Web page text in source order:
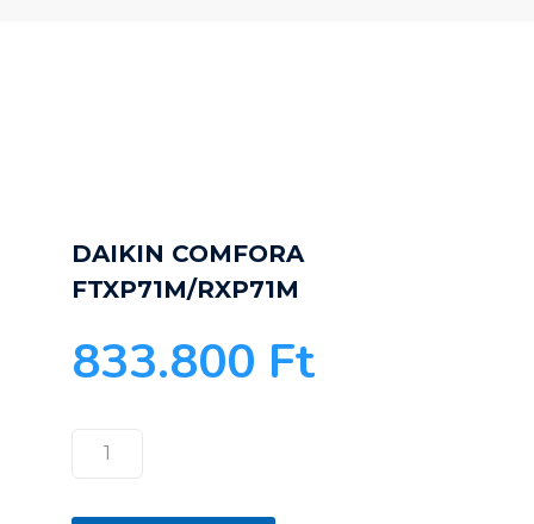
DAIKIN COMFORA
FTXP71M/RXP71M
833.800 Ft
DAIKIN
FTXP71M/RXP71M